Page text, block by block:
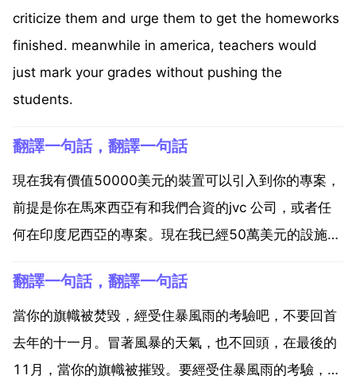
criticize them and urge them to get the homeworks
finished. meanwhile in america, teachers would
just mark your grades without pushing the
students.
翻譯一句話，翻譯一句話
現在我有價值50000美元的裝置可以引入到你的專案，
前提是你在馬來西亞有和我們合資的jvc 公司，或者任
何在印度尼西亞的專案。現在我已經50萬美元的設施能
來西亞或任何專案在印度尼西亞，菲律賓。熱量存在於
我們的周圍。我們看不見它，但是我們可以感覺到它...
翻譯一句話，翻譯一句話
當你的旗幟被焚毀，經受住暴風雨的考驗吧，不要回首
去年的十一月。冒著風暴的天氣，也不回頭，在最後的
11月，當你的旗幟被摧毀。要經受住暴風雨的考驗，不